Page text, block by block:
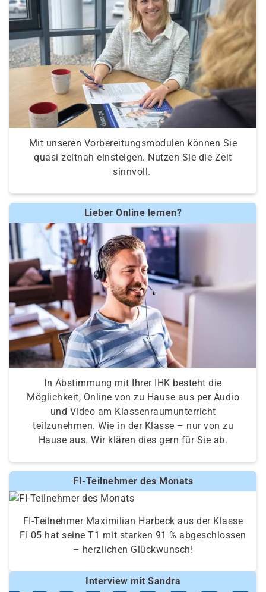
Mit unseren Vorbereitungsmodulen können Sie
quasi zeitnah einsteigen. Nutzen Sie die Zeit
sinnvoll.
Lieber Online lernen?
In Abstimmung mit Ihrer IHK besteht die
Möglichkeit, Online von zu Hause aus per Audio
und Video am Klassenraumunterricht
teilzunehmen. Wie in der Klasse – nur von zu
Hause aus. Wir klären dies gern für Sie ab.
FI-Teilnehmer des Monats
FI-Teilnehmer Maximilian Harbeck aus der Klasse
FI 05 hat seine T1 mit starken 91 % abgeschlossen
– herzlichen Glückwunsch!
Interview mit Sandra